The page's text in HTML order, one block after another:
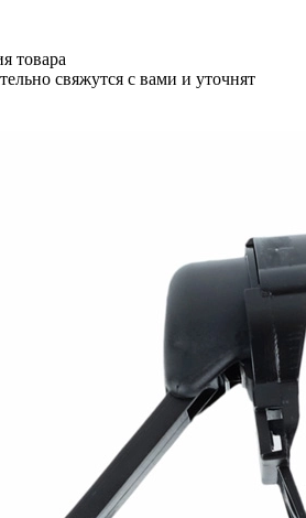
товара
свяжутся с вами и уточнят